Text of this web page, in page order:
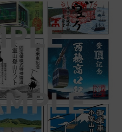
ァミリーから大人まで幅広い世
代が一日中楽しる夏のリゾート
を楽しんで